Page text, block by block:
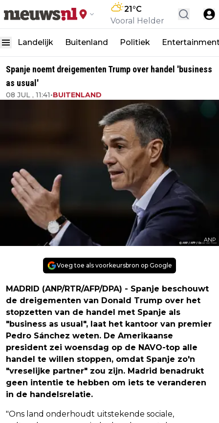
21°C
Vooral Helder
Landelijk Buitenland Politiek
Spanje noemt dreigementen Trump over handel 'business
as usual'
08 JUL , 11:41•BUITENLAND
ANP
Voeg toe als voorkeursbron op Google
MADRID (ANP/RTR/AFP/DPA) - Spanje beschouwt
de dreigementen van Donald Trump over het
stopzetten van de handel met Spanje als
"business as usual", laat het kantoor van premier
Pedro Sánchez weten. De Amerikaanse
president zei woensdag op de NAVO-top alle
handel te willen stoppen, omdat Spanje zo'n
"vreselijke partner" zou zijn. Madrid benadrukt
geen intentie te hebben om iets te veranderen
in de handelsrelatie.
"Ons land onderhoudt uitstekende sociale,